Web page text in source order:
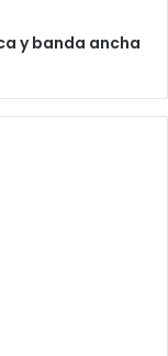
y banda ancha